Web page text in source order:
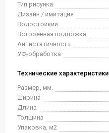
Тип рисунка
Дизайн / имитация
Водостойкий
Встроенная подложка
Антистатичность
УФ-обработка
Технические характеристики
Размер, мм.
Ширина
Длина
Толщина
Упаковка, м2